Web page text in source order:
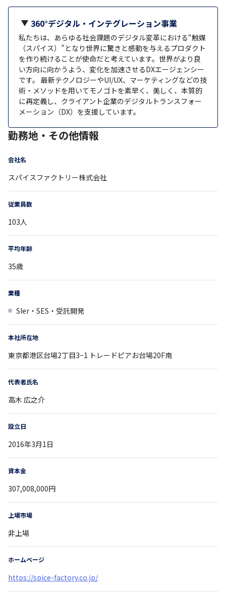
360°デジタル・インテグレーション事業
私たちは、あらゆる社会課題のデジタル変革における“触媒
（スパイス）”となり世界に驚きと感動を与えるプロダクト
を作り続けることが使命だと考えています。世界がより良
い方向に向かうよう、変化を加速させるDXエージェンシー
です。 最新テクノロジーやUI/UX、マーケティングなどの技
術・メソッドを用いてモノゴトを素早く、美しく、本質的
に再定義し、クライアント企業のデジタルトランスフォー
メーション（DX）を支援しています。
勤務地・その他情報
会社名
スパイスファクトリー株式会社
従業員数
103人
平均年齢
35歳
業種
SIer・SES・受託開発
本社所在地
東京都港区台場2丁目3−1 トレードピアお台場20F南
代表者氏名
高木 広之介
設立日
2016年3月1日
資本金
307,008,000円
上場市場
非上場
ホームページ
https://spice-factory.co.jp/